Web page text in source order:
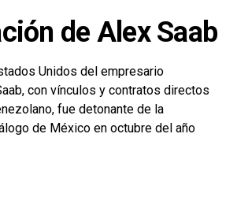
de Alex Saab
Unidos del empresario
con vínculos y contratos directos
fue detonante de la
de México en octubre del año